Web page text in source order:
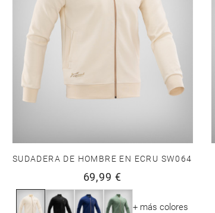
SUDADERA DE HOMBRE EN ECRU SW064
69,99 €
+ más colores